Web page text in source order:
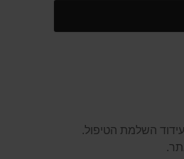
השלמת הטיפול.